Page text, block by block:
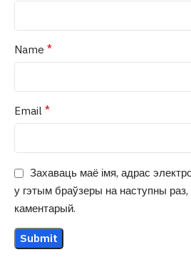
Name *
Email*
Захаваць маё імя, адрас
у гэтым браўзеры на наступны раз,
каментарый.